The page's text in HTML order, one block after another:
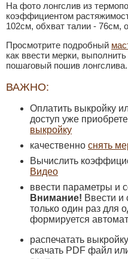
На фото лонгслив из
коэффициентом
102см, обхват талии - 76см,
Просмотрите подробный
как ввести мерки,
пошаговый пошив лонгслива.
ВАЖНО:
Оплатить выкройку
доступ уже
выкройку
качественно снять
Вычислить
Видео
ввести параметры и
Внимание! Ввести и
только один раз для
формируется
распечатать
скачать PDF файл